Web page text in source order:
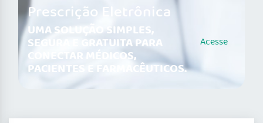
Prescrição Eletrônica
UMA SOLUÇÃO SIMPLES,
SEGURA E GRATUITA PARA
CONECTAR MÉDICOS,
PACIENTES E FARMACÊUTICOS.
Acesse